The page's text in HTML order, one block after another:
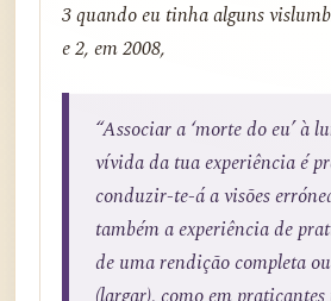
3 quando eu tinha alguns
e 2, em 2008,
“Associar a ‘morte do eu’ à
vívida da tua experiência é
conduzir-te-á a visões
também a experiência de
de uma rendição completa